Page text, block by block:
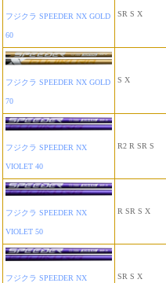
フジクラ SPEEDER NX GOLD
60
SR S X
フジクラ SPEEDER NX GOLD
70
S X
フジクラ SPEEDER NX
VIOLET 40
R2 R SR S
フジクラ SPEEDER NX
VIOLET 50
R SR S X
フジクラ SPEEDER NX SR S X